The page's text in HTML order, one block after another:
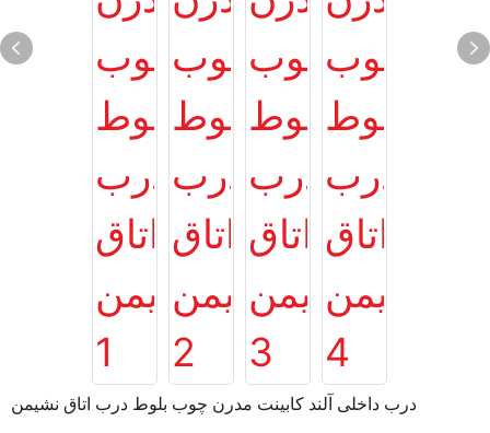
درب داخلی آلند کابینت مدرن چوب بلوط درب اتاق نشیمن